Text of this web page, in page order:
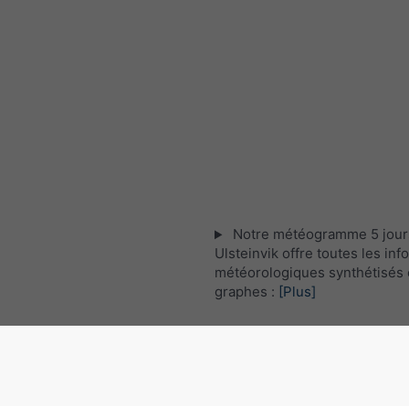
Notre météogramme 5
Ulsteinvik offre toutes les
météorologiques synthétisés
graphes : [Plus]